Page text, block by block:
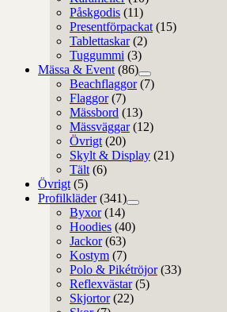
Påskgodis (11)
Presentförpackat (15)
Tablettaskar (2)
Tuggummi (3)
Mässa & Event (86)
Beachflaggor (7)
Flaggor (7)
Mässbord (13)
Mässväggar (12)
Övrigt (20)
Skylt & Display (21)
Tält (6)
Övrigt (5)
Profilkläder (341)
Byxor (14)
Hoodies (40)
Jackor (63)
Kostym (7)
Polo & Pikétröjor (33)
Reflexvästar (5)
Skjortor (22)